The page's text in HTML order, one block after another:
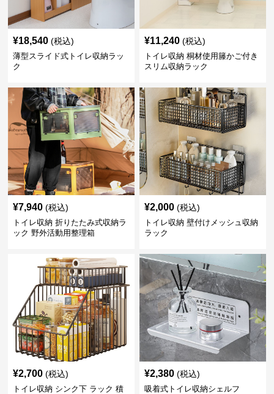
¥18,540 (税込)
薄型スライド式トイレ収納ラッ
ク
¥11,240 (税込)
トイレ収納 桐材使用籐かご付き
スリム収納ラック
¥7,940 (税込)
トイレ収納 折りたたみ式収納ラ
ック 野外活動用整理箱
¥2,000 (税込)
トイレ収納 壁付けメッシュ収納
ラック
¥2,700 (税込)
トイレ収納 シンク下 ラック 積
¥2,380 (税込)
吸着式トイレ収納シェルフ